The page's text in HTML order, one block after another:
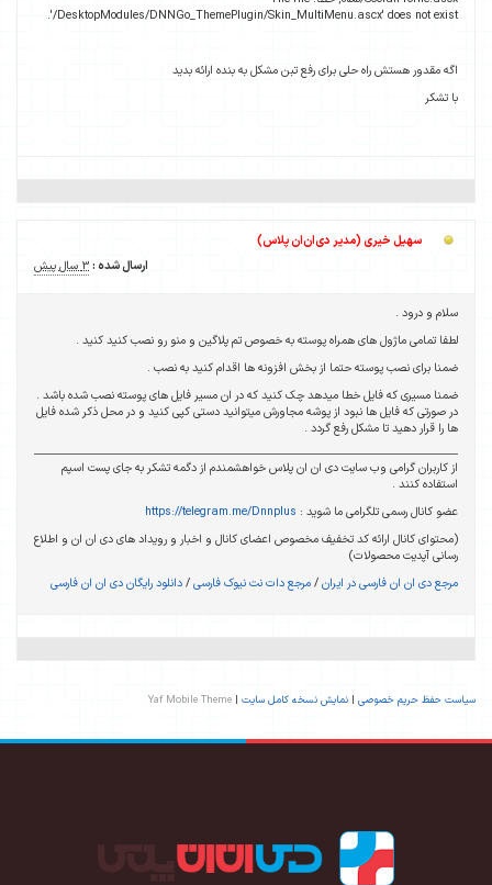
'/DesktopModules/DNNGo_ThemePlugin/Skin_MultiMenu.ascx' does not exist.
اگه مقدور هستش راه حلی برای رفع تبن مشکل به بنده ارائه بدید
با تشکر
سهیل خیری (مدیر دی‌ان‌ان پلاس)
ارسال شده :3 سال پیش
سلام و درود .
لطفا تمامی ماژول های همراه پوسته به خصوص تم پلاگین و منو رو نصب کنید کنید .
ضمنا برای نصب پوسته حتما از بخش افزونه ها اقدام کنید به نصب .
ضمنا مسیری که فایل خطا میدهد چک کنید که در ان مسیر فایل های پوسته نصب شده باشد .
در صورتی که فایل ها نبود از پوشه مجاورش میتوانید دستی کپی کنید و در محل ذکر شده فایل
ها را قرار دهید تا مشکل رفع گردد .
از کاربران گرامی وب سایت دی ان ان پلاس خواهشمندم از دگمه تشکر به جای پست اسپم
استفاده کنند .
عضو کانال رسمی تلگرامی ما شوید : https://telegram.me/Dnnplus
(محتوای کانال ارائه کد تخفیف مخصوص اعضای کانال و اخبار و رویداد های دی ان ان و اطلاع
رسانی آپدیت محصولات)
مرجع دی ان ان فارسی در ایران/مرجع دات نت نیوک فارسی/دانلود رایگان دی ان ان فارسی
سیاست حفظ حریم خصوصی | نمایش نسخه کامل سایت |
Yaf Mobile Theme